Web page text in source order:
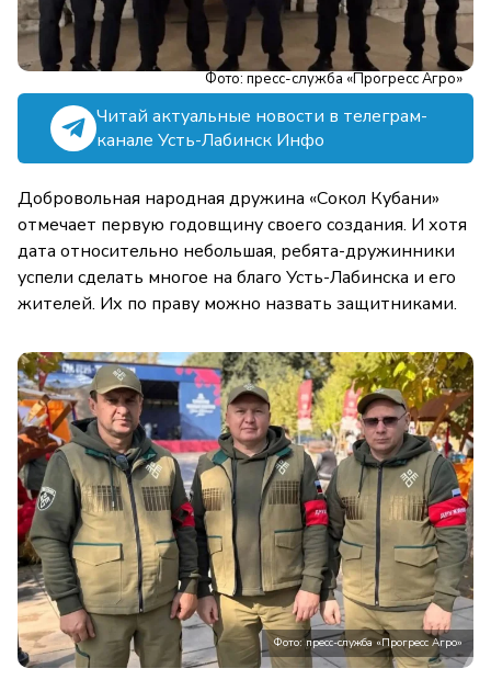
Фото: пресс-служба «Прогресс Агро»
Читай актуальные новости в телеграм-
канале Усть-Лабинск Инфо
Добровольная народная дружина «Сокол Кубани»
отмечает первую годовщину своего создания. И хотя
дата относительно небольшая, ребята-дружинники
успели сделать многое на благо Усть-Лабинска и его
жителей. Их по праву можно назвать защитниками.
Фото: пресс-служба «Прогресс Агро»